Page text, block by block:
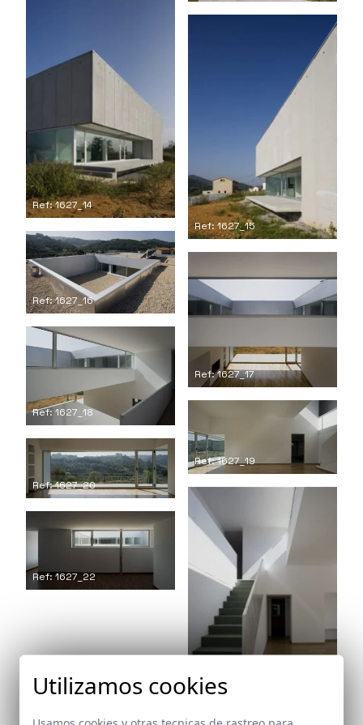
Ref: 1627_14
Ref: 1627_15
Ref: 1627_16
Ref: 1627_17
Ref: 1627_18
Ref: 1627_19
Ref: 1627_20
Ref: 1627_21
Ref: 1627_22
Utilizamos cookies